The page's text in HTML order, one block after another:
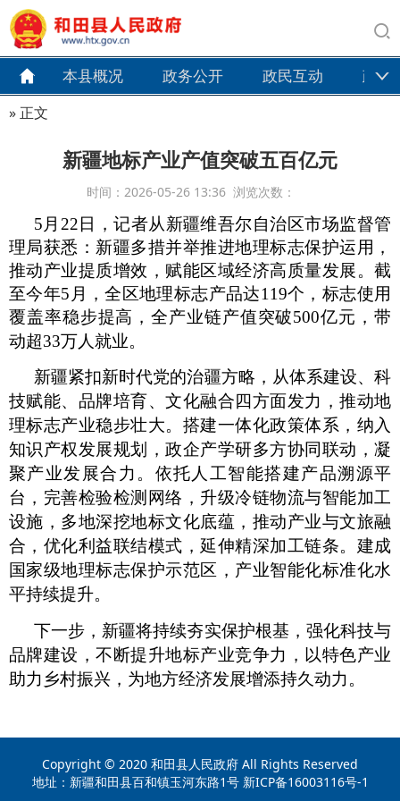
本县概况 政务公开 政民互动 政务
» 正文
新疆地标产业产值突破五百亿元
时间：2026-05-26 13:36 浏览次数：
5月22日，记者从新疆维吾尔自治区市场监督管
理局获悉：新疆多措并举推进地理标志保护运用，
推动产业提质增效，赋能区域经济高质量发展。截
至今年5月，全区地理标志产品达119个，标志使用
覆盖率稳步提高，全产业链产值突破500亿元，带
动超33万人就业。
新疆紧扣新时代党的治疆方略，从体系建设、科
技赋能、品牌培育、文化融合四方面发力，推动地
理标志产业稳步壮大。搭建一体化政策体系，纳入
知识产权发展规划，政企产学研多方协同联动，凝
聚产业发展合力。依托人工智能搭建产品溯源平
台，完善检验检测网络，升级冷链物流与智能加工
设施，多地深挖地标文化底蕴，推动产业与文旅融
合，优化利益联结模式，延伸精深加工链条。建成
国家级地理标志保护示范区，产业智能化标准化水
平持续提升。
下一步，新疆将持续夯实保护根基，强化科技与
品牌建设，不断提升地标产业竞争力，以特色产业
助力乡村振兴，为地方经济发展增添持久动力。
Copyright © 2020 和田县人民政府 All Rights Reserved
地址：新疆和田县百和镇玉河东路1号 新ICP备16003116号-1